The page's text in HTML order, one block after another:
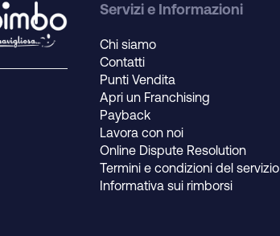
Servizi e Informazioni
Chi siamo
Contatti
Punti Vendita
Apri un Franchising
Payback
Lavora con noi
Online Dispute Resolution
Termini e condizioni del servizio
Informativa sui rimborsi